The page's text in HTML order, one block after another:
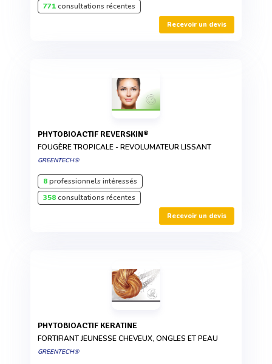
771consultations récentes
Recevoir un devis
PHYTOBIOACTIF REVERSKIN®
FOUGÈRE TROPICALE - REVOLUMATEUR LISSANT
GREENTECH®
8professionnels intéressés
358consultations récentes
Recevoir un devis
PHYTOBIOACTIF KERATINE
FORTIFIANT JEUNESSE CHEVEUX, ONGLES ET PEAU
GREENTECH®